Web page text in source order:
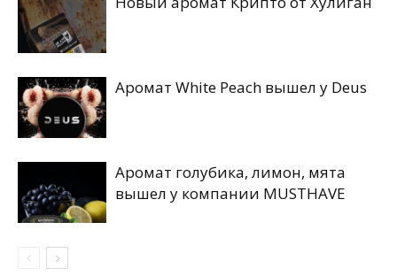
Аромат White Peach вышел у Deus
Аромат голубика, лимон, мята
вышел у компании MUSTHAVE